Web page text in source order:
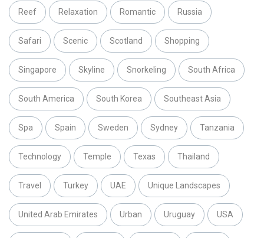
Reef Relaxation Romantic Russia
Safari Scenic Scotland Shopping
Singapore Skyline Snorkeling South Africa
South America South Korea Southeast Asia
Spa Spain Sweden Sydney Tanzania
Technology Temple Texas Thailand
Travel Turkey UAE Unique Landscapes
United Arab Emirates Urban Uruguay USA